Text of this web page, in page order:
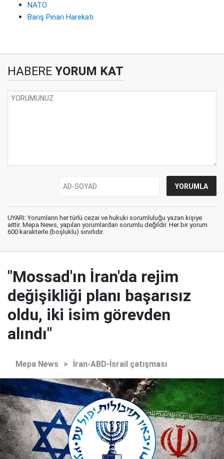
NATO
Barış Pınarı Harekatı
HABERE YORUM KAT
UYARI: Yorumların her türlü cezai ve hukuki sorumluluğu yazan kişiye
aittir. Mepa News, yapılan yorumlardan sorumlu değildir. Her bir yorum
600 karakterle (boşluklu) sınırlıdır.
"Mossad'ın İran'da rejim
değişikliği planı başarısız
oldu, iki isim görevden
alındı"
Mepa News > İran-ABD-İsrail çatışması